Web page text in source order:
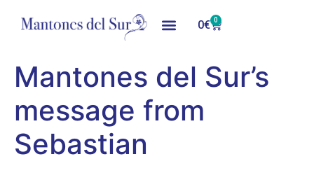
0€ 0
Mantones del Sur’s
message from
Sebastian